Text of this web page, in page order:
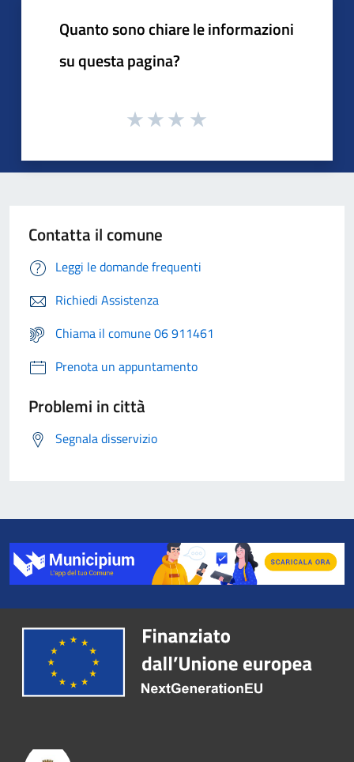
Quanto sono chiare le informazioni
su questa pagina?
Contatta il comune
Leggi le domande frequenti
Richiedi Assistenza
Chiama il comune 06 911461
Prenota un appuntamento
Problemi in città
Segnala disservizio